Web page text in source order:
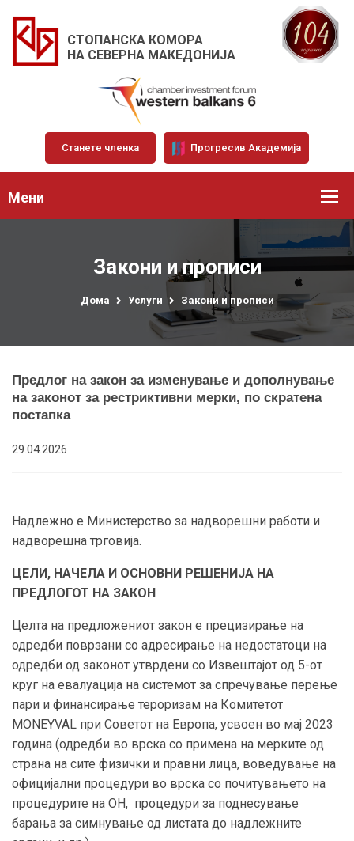
СТОПАНСКА КОМОРА
НА СЕВЕРНА МАКЕДОНИЈА
Станете членка Прогресив Академија
Мени
Закони и прописи
Дома Услуги Закони и прописи
Предлог на закон за изменување и дополнување
на законот за рестриктивни мерки, по скратена
постапка
29.04.2026
Надлежно е Министерство за надворешни работи и
надворешна трговија.
ЦЕЛИ, НАЧЕЛА И ОСНОВНИ РЕШЕНИЈА НА
ПРЕДЛОГОТ НА ЗАКОН
Целта на предложениот закон е прецизирање на
одредби поврзани со адресирање на недостатоци на
одредби од законот утврдени со Извештајот од 5-от
круг на евалуација на системот за спречување перење
пари и финансирање тероризам на Комитетот
MONEYVAL при Советот на Европа, усвоен во мај 2023
година (одредби во врска со примена на мерките од
страна на сите физички и правни лица, воведување на
официјални процедури во врска со почитувањето на
процедурите на ОН, процедури за поднесување
барања за симнување од листата до надлежните